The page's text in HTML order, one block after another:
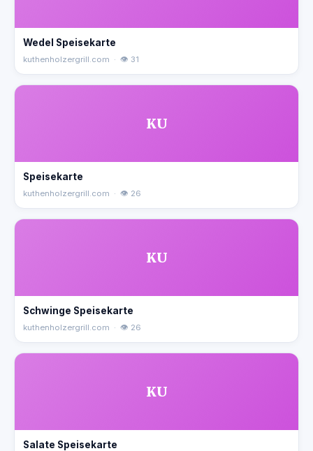
Wedel Speisekarte
kuthenholzergrill.com · 👁 31
KU
Speisekarte
kuthenholzergrill.com · 👁 26
KU
Schwinge Speisekarte
kuthenholzergrill.com · 👁 26
KU
Salate Speisekarte